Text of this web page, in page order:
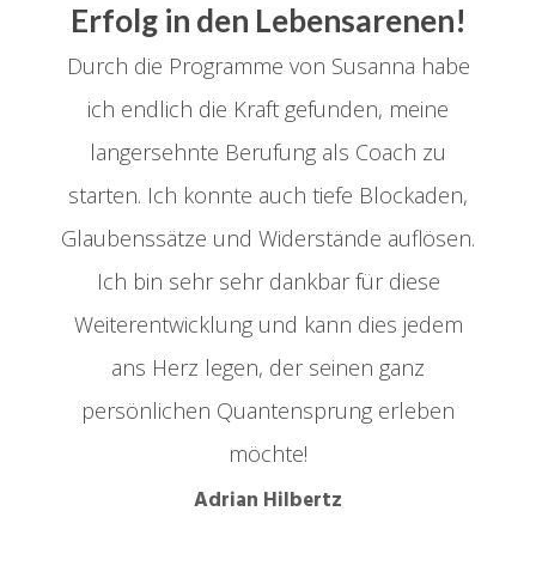
Erfolg in den Lebensarenen!
Durch die Programme von Susanna habe
ich endlich die Kraft gefunden, meine
langersehnte Berufung als Coach zu
starten. Ich konnte auch tiefe Blockaden,
Glaubenssätze und Widerstände auflösen.
Ich bin sehr sehr dankbar für diese
Weiterentwicklung und kann dies jedem
ans Herz legen, der seinen ganz
persönlichen Quantensprung erleben
möchte!
Adrian Hilbertz